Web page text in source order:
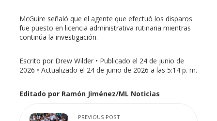
McGuire señaló que el agente que efectuó los disparos
fue puesto en licencia administrativa rutinaria mientras
continúa la investigación.
Escrito por Drew Wilder • Publicado el 24 de junio de
2026 • Actualizado el 24 de junio de 2026 a las 5:14 p. m.
Editado por Ramón Jiménez/ML Noticias
PREVIOUS POST